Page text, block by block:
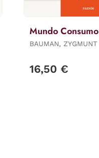
Mundo Consumo
BAUMAN, ZYGMUNT
16,50 €